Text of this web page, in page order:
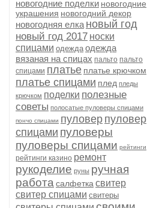
новогодние поделки новогодние
украшения новогодний декор
новогодняя елка новый год
новый год 2017 носки
спицами одежда одежда
вязаная на спицах пальто пальто
спицами платье платье крючком
платье спицами плед пледы
крючком поделки полезные
советы полосатые пуловеры спицами
пончо спицами пуловер пуловер
спицами пуловеры
пуловеры спицами рейтинги
рейтинги казино ремонт
рукоделие руны ручная
работа салфетка свитер
свитер спицами свитеры